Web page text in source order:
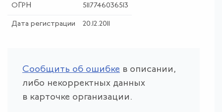
ОГРН 5117746036513
Дата регистрации 20.12.2011
Сообщить об ошибке в описании,
либо некорректных данных
в карточке организации.